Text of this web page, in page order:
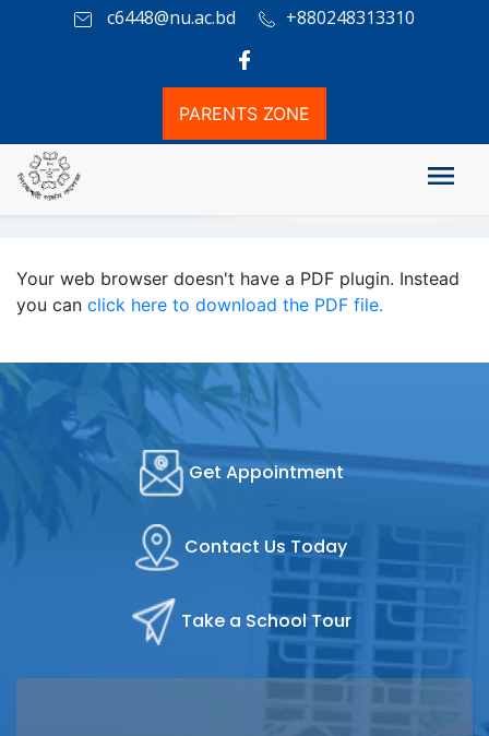
c6448@nu.ac.bd +880248313310
PARENTS ZONE
২০২৫—২০২৬ শিক্ষাবর্ষে ১ম বর্ষ স্নাতক (সম্মান) শ্রেণির ভর্তি কার্যক্রমে ১ম রিলিজ
স্লিপে অনলাইন আবেদন সম্পর্কিত জরুরি বিজ্ঞপ্তি
Your web browser doesn't have a PDF plugin. Instead
you can click here to download the PDF file.
Get Appointment
Contact Us Today
Take a School Tour